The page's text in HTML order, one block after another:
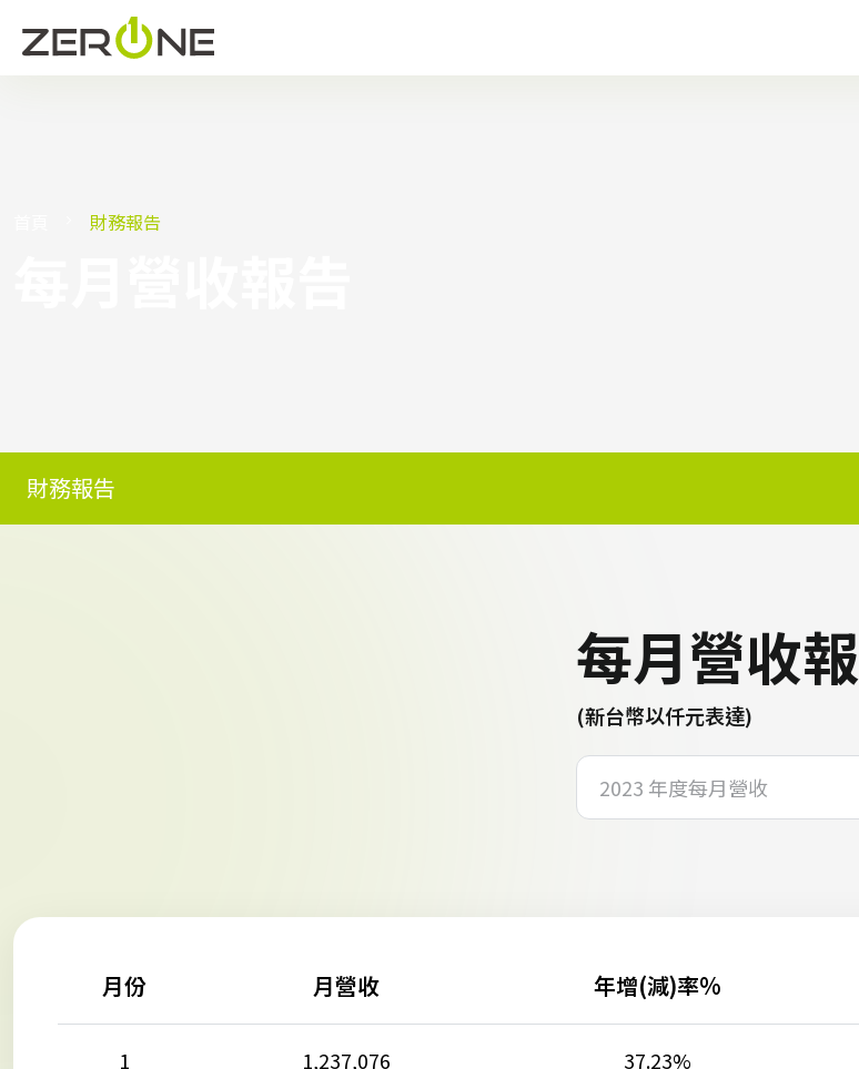
財務報告
財務報告
每月營收
(新台幣以仟元表達)
2023 年度每月營收
月份 月營收 年增(減)率%
1 1,237,076 37.23%